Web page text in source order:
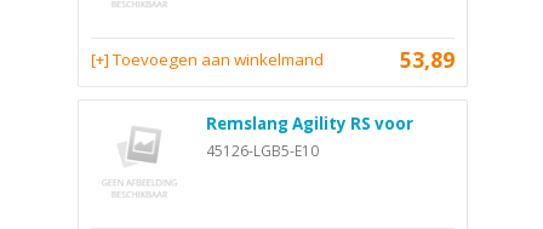
53,89
[+] Toevoegen aan winkelmand
Remslang Agility RS voor
45126-LGB5-E10